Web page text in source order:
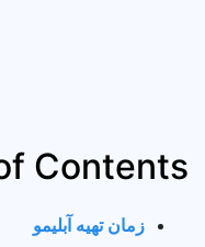
Contents
زمان تهیه آبلیمو